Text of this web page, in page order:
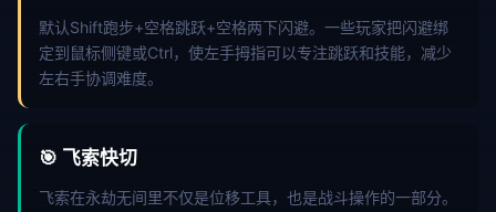
默认Shift跑步+空格跳跃+空格两下闪避。一些玩家把闪避绑
定到鼠标侧键或Ctrl，使左手拇指可以专注跳跃和技能，减少
左右手协调难度。
🎯 飞索快切
飞索在永劫无间里不仅是位移工具，也是战斗操作的一部分。